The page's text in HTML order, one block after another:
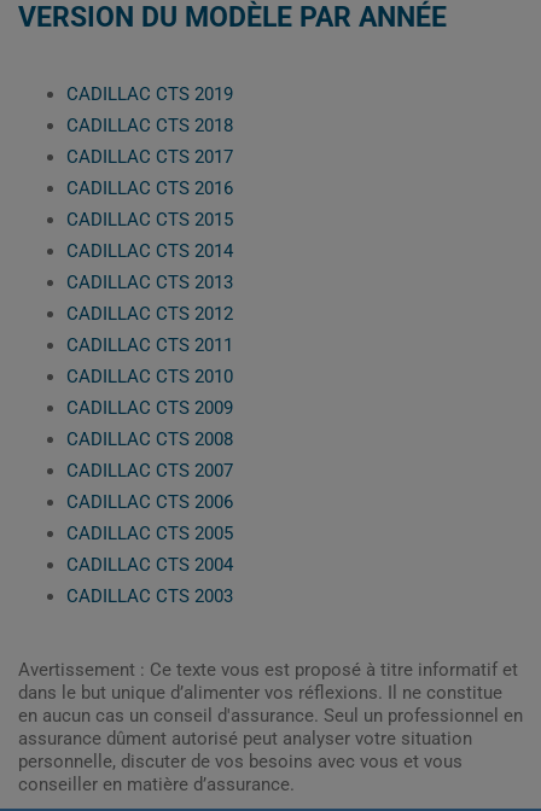
VERSION DU MODÈLE PAR ANNÉE
CADILLAC CTS 2019
CADILLAC CTS 2018
CADILLAC CTS 2017
CADILLAC CTS 2016
CADILLAC CTS 2015
CADILLAC CTS 2014
CADILLAC CTS 2013
CADILLAC CTS 2012
CADILLAC CTS 2011
CADILLAC CTS 2010
CADILLAC CTS 2009
CADILLAC CTS 2008
CADILLAC CTS 2007
CADILLAC CTS 2006
CADILLAC CTS 2005
CADILLAC CTS 2004
CADILLAC CTS 2003
Avertissement : Ce texte vous est proposé à titre informatif et
dans le but unique d’alimenter vos réflexions. Il ne constitue
en aucun cas un conseil d'assurance. Seul un professionnel en
assurance dûment autorisé peut analyser votre situation
personnelle, discuter de vos besoins avec vous et vous
conseiller en matière d’assurance.